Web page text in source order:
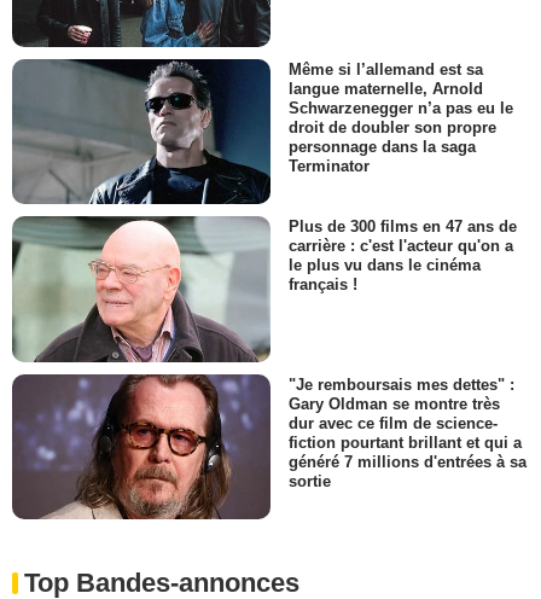
Même si l’allemand est sa
langue maternelle, Arnold
Schwarzenegger n’a pas eu le
droit de doubler son propre
personnage dans la saga
Terminator
Plus de 300 films en 47 ans de
carrière : c'est l'acteur qu'on a
le plus vu dans le cinéma
français !
"Je remboursais mes dettes" :
Gary Oldman se montre très
dur avec ce film de science-
fiction pourtant brillant et qui a
généré 7 millions d'entrées à sa
sortie
Top Bandes-annonces